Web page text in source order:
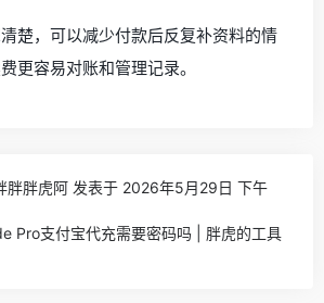
楚，可以减少付款后反复补资料的情
更容易对账和管理记录。
胖胖虎阿 发表于 2026年5月29日 下午
Pro支付宝代充需要密码吗 | 胖虎的工具